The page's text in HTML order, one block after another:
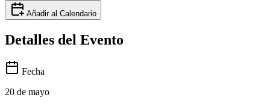
Añadir al Calendario
Detalles del Evento
Fecha
20 de mayo